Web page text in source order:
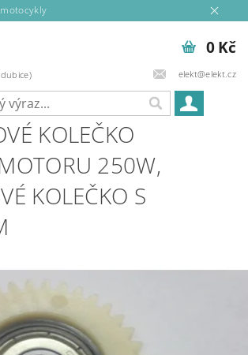
elekt@elekt.cz
0 Kč
KOLEČKO
250W,
KOLEČKO S